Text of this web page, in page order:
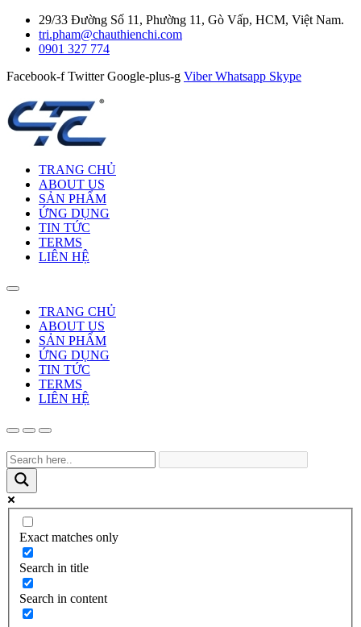
29/33 Đường Số 11, Phường 11, Gò Vấp, HCM, Việt Nam.
tri.pham@chauthienchi.com
0901 327 774
Facebook-f Twitter Google-plus-g Viber Whatsapp Skype
TRANG CHỦ
ABOUT US
SẢN PHẨM
ỨNG DỤNG
TIN TỨC
TERMS
LIÊN HỆ
TRANG CHỦ
ABOUT US
SẢN PHẨM
ỨNG DỤNG
TIN TỨC
TERMS
LIÊN HỆ
Exact matches only
Search in title
Search in content